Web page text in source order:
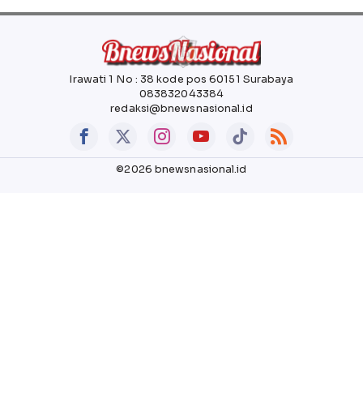
Irawati 1 No : 38 kode pos 60151 Surabaya
083832043384
redaksi@bnewsnasional.id
©2026 bnewsnasional.id